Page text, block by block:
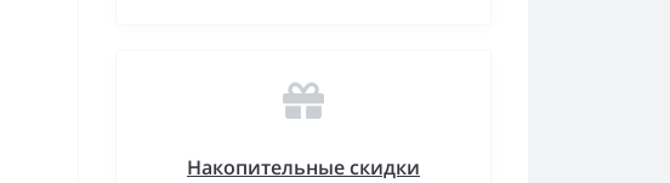
Накопительные скидки